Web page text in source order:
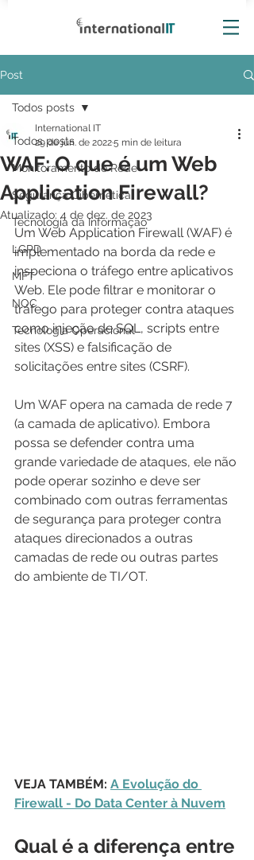
Post
Todos posts
Monitoramento de Rede
Segurança Cibernética
Tecnologia da Informação
LGPD
MFT
NOC
Tecnologia Operacional
Todos posts
WAF: O que é um Web
Application Firewall?
International IT
29 de jun. de 20225 min de leitura
Atualizado: 4 de dez. de 2023
Um Web Application Firewall (WAF) é
implementado na borda da rede e
inspeciona o tráfego entre aplicativos
Web. Ele pode filtrar e monitorar o
tráfego para proteger contra ataques
como injeção de SQL, scripts entre
sites (XSS) e falsificação de
solicitações entre sites (CSRF).
Um WAF opera na camada de rede 7
(a camada de aplicativo). Embora
possa se defender contra uma
grande variedade de ataques, ele não
pode operar sozinho e deve ser
combinado com outras ferramentas
de segurança para proteger contra
ataques direcionados a outras
camadas de rede ou outras partes
do ambiente de TI/OT.
VEJA TAMBÉM: A Evolução do
Firewall - Do Data Center à Nuvem
Qual é a diferença entre